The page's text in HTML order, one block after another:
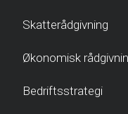
Skatterådgivning
Økonomisk
Bedriftsstrategi